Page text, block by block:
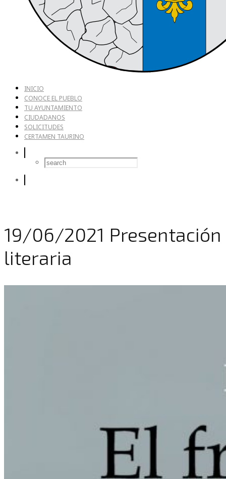
INICIO
CONOCE EL PUEBLO
TU AYUNTAMIENTO
CIUDADANOS
SOLICITUDES
CERTAMEN TAURINO
19/06/2021 Presentación
literaria